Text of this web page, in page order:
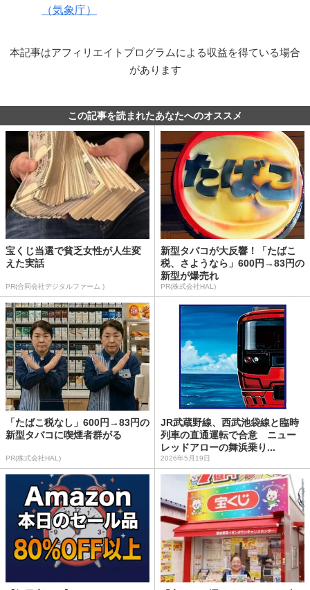
（気象庁）
本記事はアフィリエイトプログラムによる収益を得ている場合
があります
この記事を読まれたあなたへのオススメ
宝くじ当選で貧乏女性が人生変
えた実話
PR(合同会社デジタルファーム )
新型タバコが大反響！「たばこ
税、さようなら」600円→83円の
新型が爆売れ
PR(株式会社HAL)
「たばこ税なし」600円→83円の
新型タバコに喫煙者群がる
PR(株式会社HAL)
JR武蔵野線、西武池袋線と臨時
列車の直通運転で合意 ニュー
レッドアローの舞浜乗り...
2026年5月19日